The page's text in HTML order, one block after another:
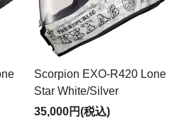
Scorpion EXO-R420 Lone
Star White/Silver
35,000円(税込)